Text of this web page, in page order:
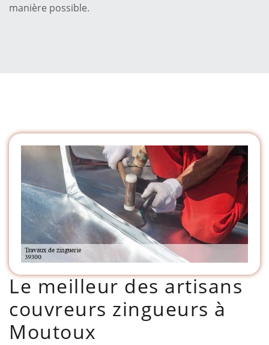
manière possible.
Le meilleur des artisans
couvreurs zingueurs à
Moutoux